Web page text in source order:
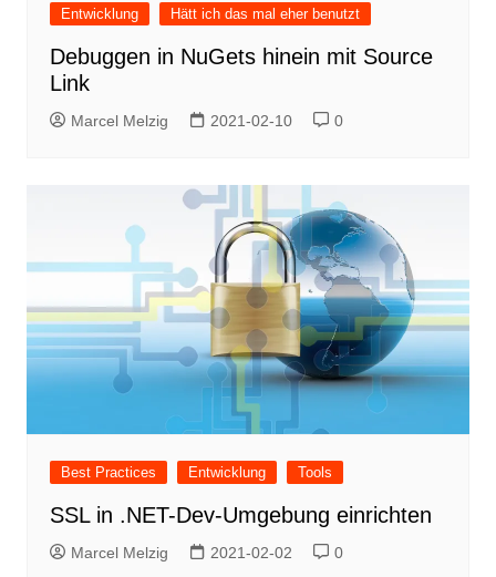
Entwicklung Hätt ich das mal eher benutzt
Debuggen in NuGets hinein mit Source
Link
Marcel Melzig 2021-02-10 0
Best Practices Entwicklung Tools
SSL in .NET-Dev-Umgebung einrichten
Marcel Melzig 2021-02-02 0